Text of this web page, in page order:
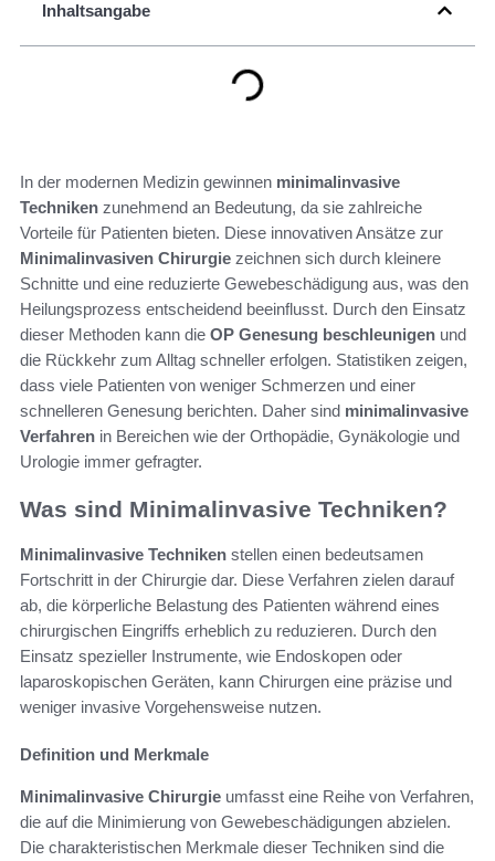
Inhaltsangabe
In der modernen Medizin gewinnen minimalinvasive
Techniken zunehmend an Bedeutung, da sie zahlreiche
Vorteile für Patienten bieten. Diese innovativen Ansätze zur
Minimalinvasiven Chirurgie zeichnen sich durch kleinere
Schnitte und eine reduzierte Gewebeschädigung aus, was den
Heilungsprozess entscheidend beeinflusst. Durch den Einsatz
dieser Methoden kann die OP Genesung beschleunigen und
die Rückkehr zum Alltag schneller erfolgen. Statistiken zeigen,
dass viele Patienten von weniger Schmerzen und einer
schnelleren Genesung berichten. Daher sind minimalinvasive
Verfahren in Bereichen wie der Orthopädie, Gynäkologie und
Urologie immer gefragter.
Was sind Minimalinvasive Techniken?
Minimalinvasive Techniken stellen einen bedeutsamen
Fortschritt in der Chirurgie dar. Diese Verfahren zielen darauf
ab, die körperliche Belastung des Patienten während eines
chirurgischen Eingriffs erheblich zu reduzieren. Durch den
Einsatz spezieller Instrumente, wie Endoskopen oder
laparoskopischen Geräten, kann Chirurgen eine präzise und
weniger invasive Vorgehensweise nutzen.
Definition und Merkmale
Minimalinvasive Chirurgie umfasst eine Reihe von Verfahren,
die auf die Minimierung von Gewebeschädigungen abzielen.
Die charakteristischen Merkmale dieser Techniken sind die